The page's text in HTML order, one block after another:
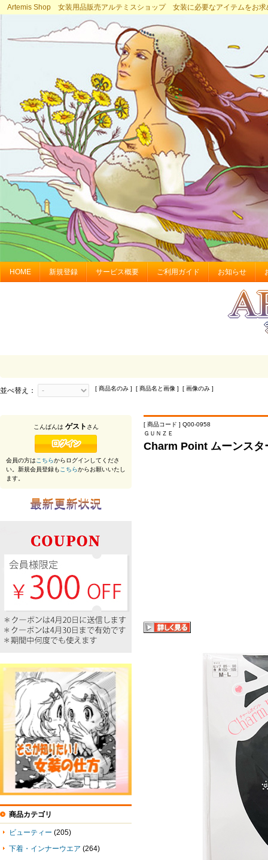
Artemis Shop 女装用品販売アルテミスショップ 女装に必要なアイテムをお求
HOME 新規登録 サービス概要 ご利用ガイド お知らせ
並べ替え： [ 商品名のみ ] [ 商品名と画像 ] [ 画像のみ ]
[ 商品コード ] Q00-0958
ＧＵＮＺＥ
Charm Point ムーンスタ
こんばんは ゲスト さん
会員の方はこちらからログインしてくださ
い。新規会員登録もこちらからお願いいたし
ます。
商品カテゴリ
ビューティー (205)
下着・インナーウエア (264)